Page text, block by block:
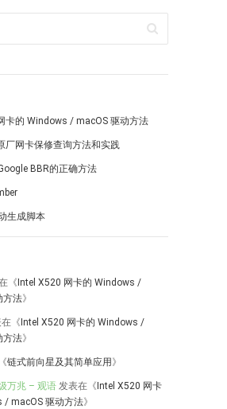
卡的 Windows / macOS 驱动方法
厂网卡保修查询方法和实践
BBR的正确方法
生成脚本
《 Intel X520 网卡的 Windows /
方法》
《 Intel X520 网卡的 Windows /
方法》
链式前向星及其简单应用 》
万兆 – 观语 发表在《 Intel X520 网卡
/ macOS 驱动方法》